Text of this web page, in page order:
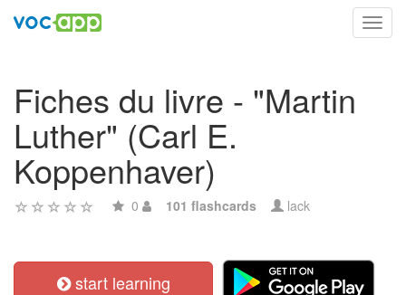
Fiches du livre - "Martin
Luther" (Carl E.
Koppenhaver)
0 101 flashcards lack
start learning